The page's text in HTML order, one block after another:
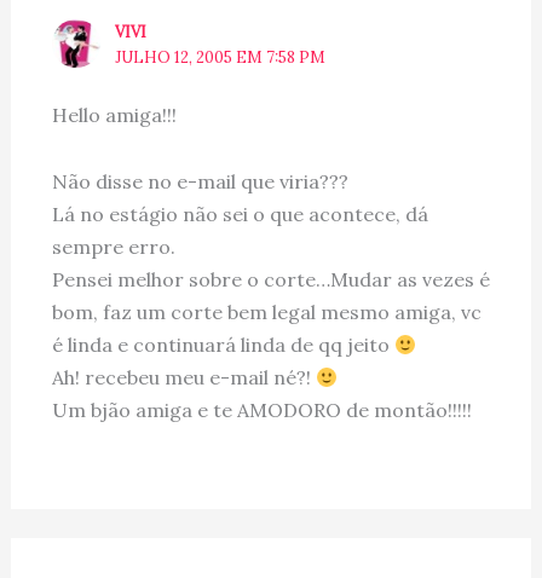
VIVI
JULHO 12, 2005 EM 7:58 PM
Hello amiga!!!
Não disse no e-mail que viria???
Lá no estágio não sei o que acontece, dá
sempre erro.
Pensei melhor sobre o corte…Mudar as vezes é
bom, faz um corte bem legal mesmo amiga, vc
é linda e continuará linda de qq jeito
Ah! recebeu meu e-mail né?!
Um bjão amiga e te AMODORO de montão!!!!!